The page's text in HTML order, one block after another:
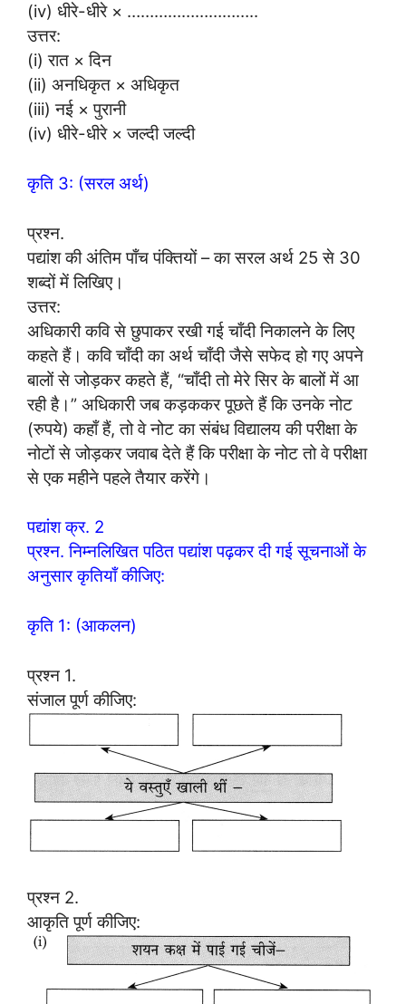
(iv) धीरे-धीरे × ………………………..
उत्तर:
(i) रात × दिन
(ii) अनधिकृत × अधिकृत
(iii) नई × पुरानी
(iv) धीरे-धीरे × जल्दी जल्दी
कृति 3: (सरल अर्थ)
प्रश्न.
पद्यांश की अंतिम पाँच पंक्तियों – का सरल अर्थ 25 से 30
शब्दों में लिखिए।
उत्तर:
अधिकारी कवि से छुपाकर रखी गई चाँदी निकालने के लिए
कहते हैं। कवि चाँदी का अर्थ चाँदी जैसे सफेद हो गए अपने
बालों से जोड़कर कहते हैं, “चाँदी तो मेरे सिर के बालों में आ
रही है।” अधिकारी जब कड़ककर पूछते हैं कि उनके नोट
(रुपये) कहाँ हैं, तो वे नोट का संबंध विद्यालय की परीक्षा के
नोटों से जोड़कर जवाब देते हैं कि परीक्षा के नोट तो वे परीक्षा
से एक महीने पहले तैयार करेंगे।
पद्यांश क्र. 2
प्रश्न. निम्नलिखित पठित पद्यांश पढ़कर दी गई सूचनाओं के
अनुसार कृतियाँ कीजिए:
कृति 1: (आकलन)
प्रश्न 1.
संजाल पूर्ण कीजिए:
प्रश्न 2.
आकृति पूर्ण कीजिए: